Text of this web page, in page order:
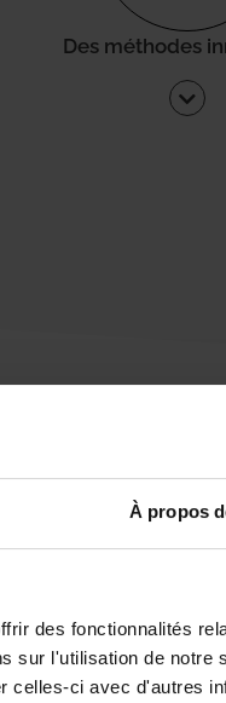
À propos
des fonctionnalités
sur l'utilisation de notre
celles-ci avec d'autres
Des méthodes
?
être